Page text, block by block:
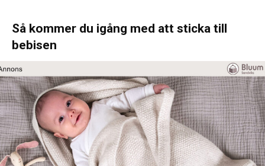
Så kommer du igång med att sticka till
bebisen